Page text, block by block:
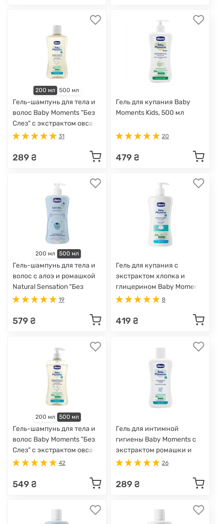
200 мл 500 мл
Гель-шампунь для тела и
волос Baby Moments "Без
Слез" с экстрактом овса,
200 мл
31
289 ₴
Гель для купания Baby
Moments Kids, 500 мл
20
479 ₴
200 мл 500 мл
Гель-шампунь для тела и
волос с алоэ и ромашкой
Natural Sensation "Без
слез", 500 мл 19
579 ₴
Гель для купания с
экстрактом хлопка и
глицерином Baby Moments
"Без слез", 500 мл
8
419 ₴
200 мл 500 мл
Гель-шампунь для тела и
волос Baby Moments "Без
Слез" с экстрактом овса,
500 мл
42
549 ₴
Гель для интимной
гигиены Baby Moments с
экстрактом ромашки и
календулы, 200 мл
26
289 ₴